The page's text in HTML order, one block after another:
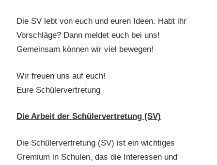
Die SV lebt von euch und euren Ideen. Habt ihr
Vorschläge? Dann meldet euch bei uns!
Gemeinsam können wir viel bewegen!
Wir freuen uns auf euch!
Eure Schülervertretung
Die Arbeit der Schülervertretung (SV)
Die Schülervertretung (SV) ist ein wichtiges
Gremium in Schulen, das die Interessen und